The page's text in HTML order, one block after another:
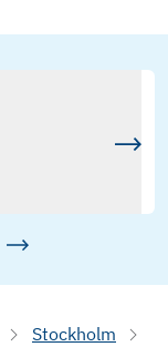
Stockholm